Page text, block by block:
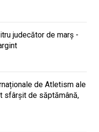
judecător de marș -
de Atletism ale
sfârșit de săptămână,